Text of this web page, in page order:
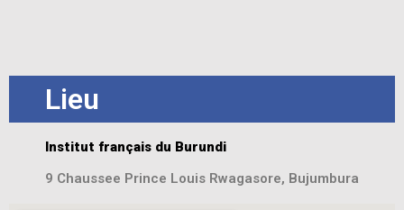
Lieu
Institut français du Burundi
9 Chaussee Prince Louis Rwagasore, Bujumbura